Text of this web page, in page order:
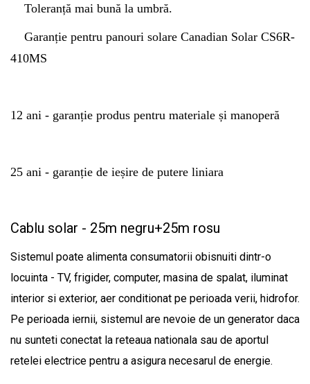
Toleranță mai bună la umbră.
Garanție pentru panouri solare Canadian Solar CS6R-
410MS
12 ani - garanție produs pentru materiale și manoperă
25 ani - garanție de ieșire de putere liniara
Cablu solar - 25m negru+25m rosu
Sistemul poate alimenta consumatorii obisnuiti dintr-o
locuinta - TV, frigider, computer, masina de spalat, iluminat
interior si exterior, aer conditionat pe perioada verii, hidrofor.
Pe perioada iernii, sistemul are nevoie de un generator daca
nu sunteti conectat la reteaua nationala sau de aportul
retelei electrice pentru a asigura necesarul de energie.